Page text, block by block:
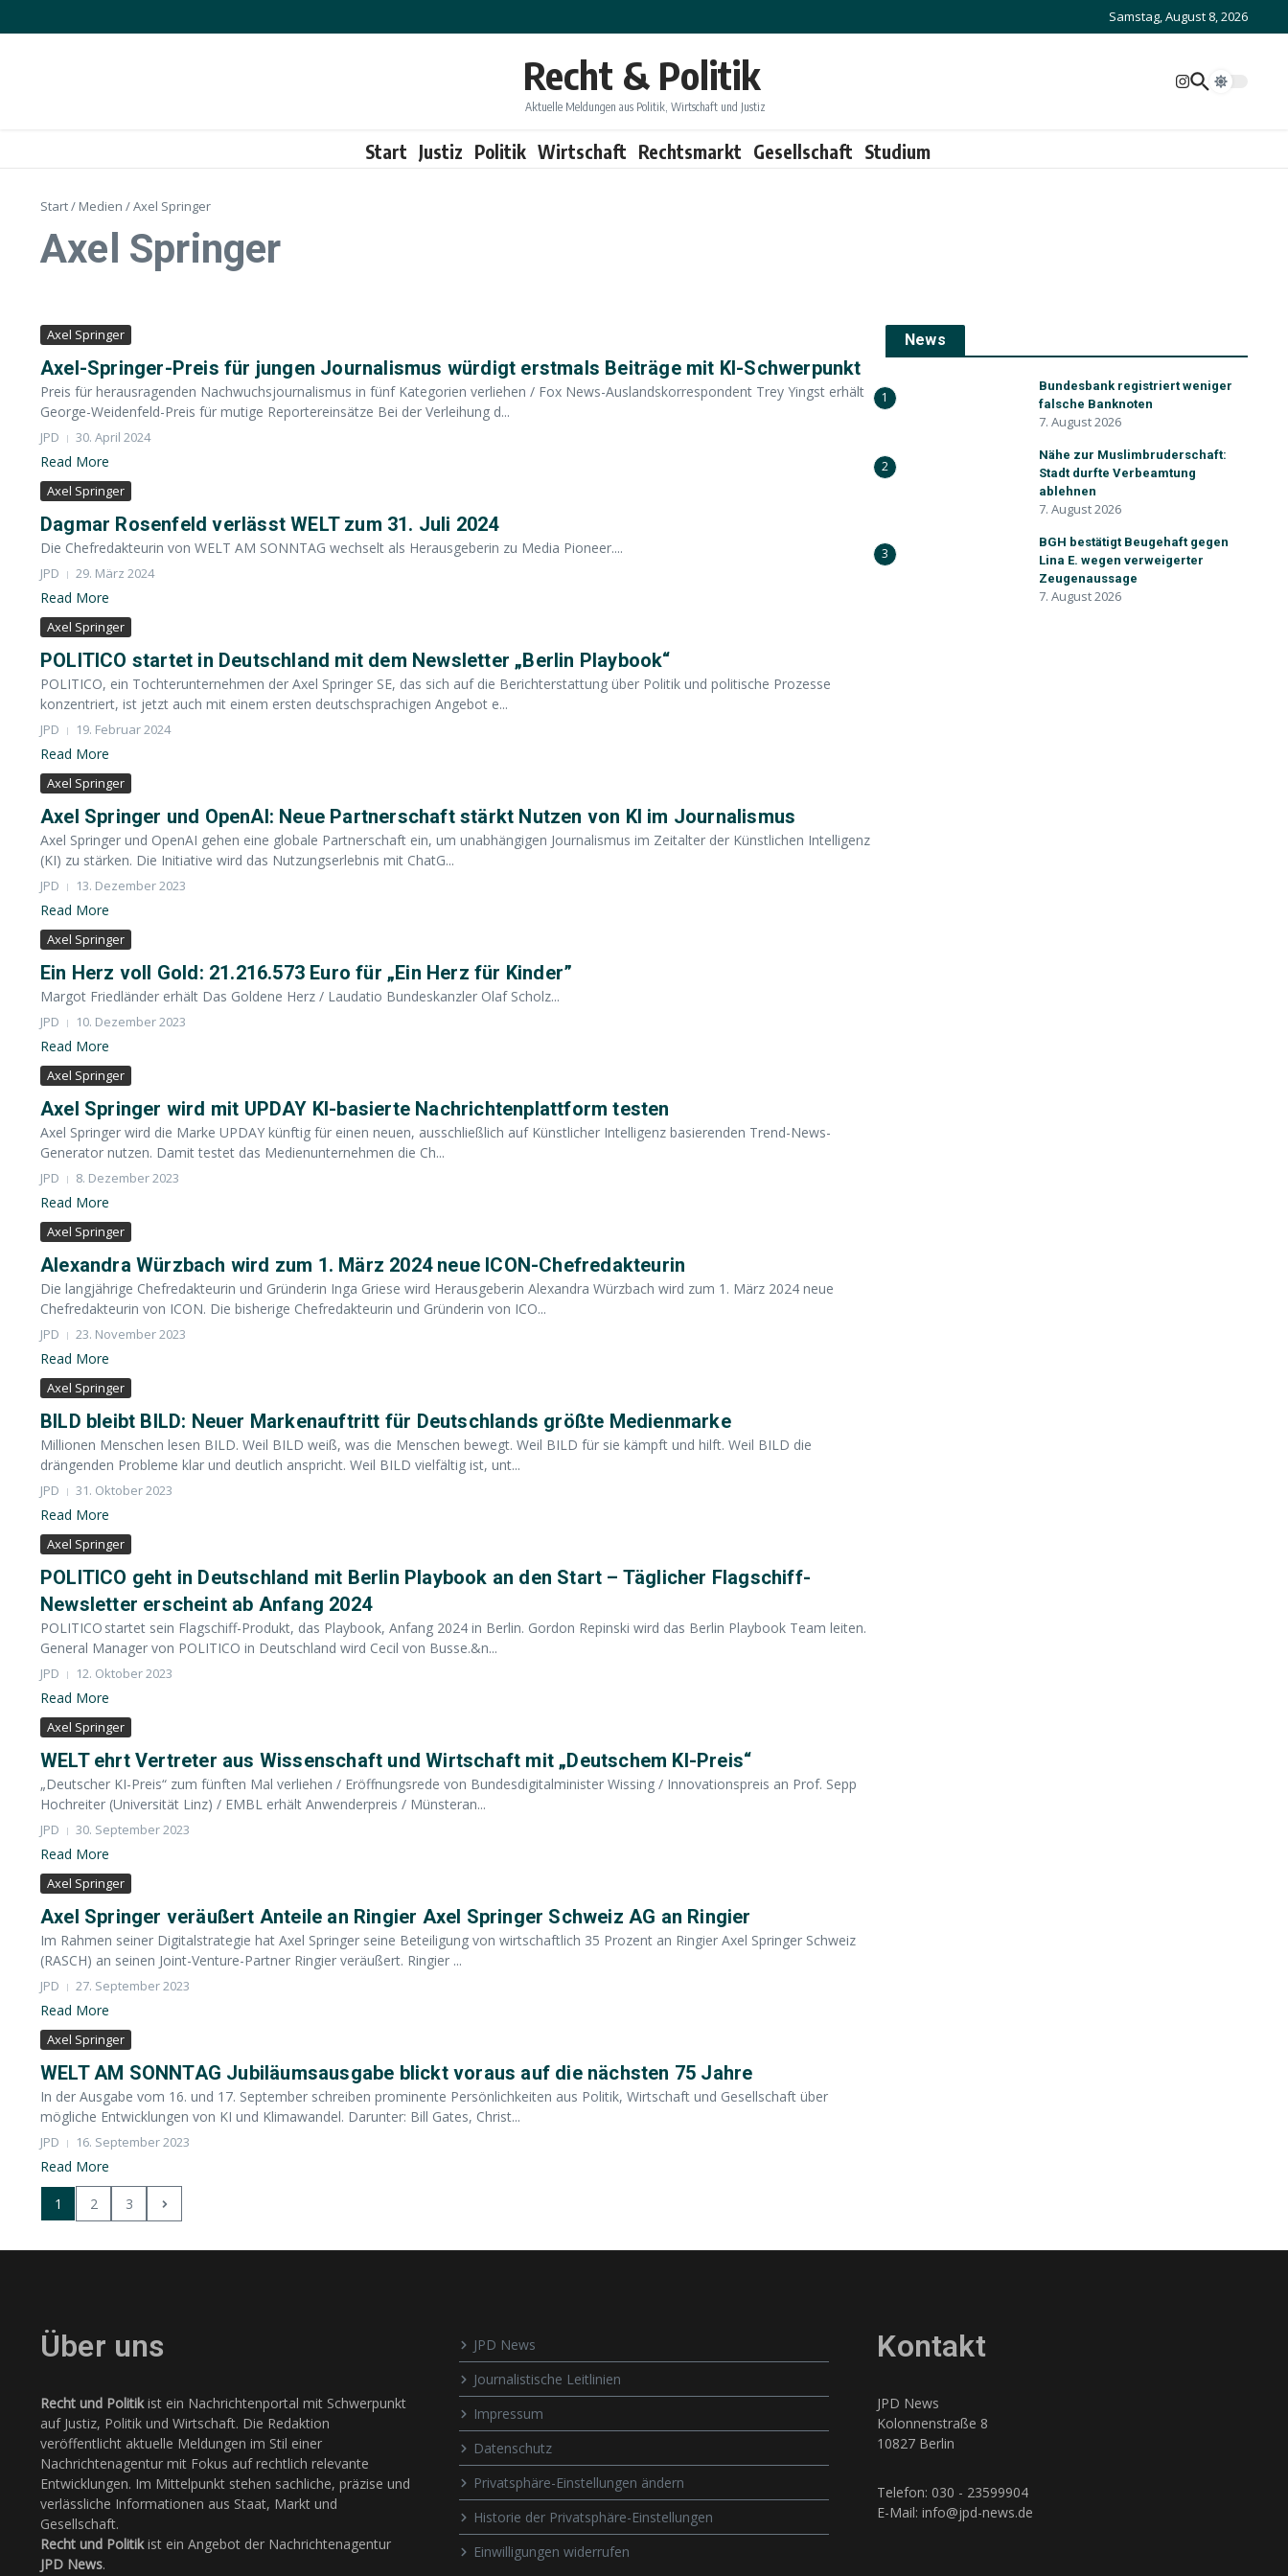
Samstag, August 8, 2026
Recht & Politik
Aktuelle Meldungen aus Politik, Wirtschaft und Justiz
Start Justiz Politik Wirtschaft Rechtsmarkt Gesellschaft Studium
Start/ Medien /Axel Springer
Axel Springer
Axel Springer
Axel-Springer-Preis für jungen Journalismus würdigt erstmals Beiträge mit KI-Schwerpunkt
Preis für herausragenden Nachwuchsjournalismus in fünf Kategorien verliehen / Fox News-Auslandskorrespondent Trey Yingst erhält
George-Weidenfeld-Preis für mutige Reportereinsätze Bei der Verleihung d...
JPD 30. April 2024
Read More
Axel Springer
Dagmar Rosenfeld verlässt WELT zum 31. Juli 2024
Die Chefredakteurin von WELT AM SONNTAG wechselt als Herausgeberin zu Media Pioneer....
JPD 29. März 2024
Read More
Axel Springer
POLITICO startet in Deutschland mit dem Newsletter „Berlin Playbook“
POLITICO, ein Tochterunternehmen der Axel Springer SE, das sich auf die Berichterstattung über Politik und politische Prozesse
konzentriert, ist jetzt auch mit einem ersten deutschsprachigen Angebot e...
JPD 19. Februar 2024
Read More
Axel Springer
Axel Springer und OpenAI: Neue Partnerschaft stärkt Nutzen von KI im Journalismus
Axel Springer und OpenAI gehen eine globale Partnerschaft ein, um unabhängigen Journalismus im Zeitalter der Künstlichen Intelligenz
(KI) zu stärken. Die Initiative wird das Nutzungserlebnis mit ChatG...
JPD 13. Dezember 2023
Read More
Axel Springer
Ein Herz voll Gold: 21.216.573 Euro für „Ein Herz für Kinder”
Margot Friedländer erhält Das Goldene Herz / Laudatio Bundeskanzler Olaf Scholz...
JPD 10. Dezember 2023
Read More
Axel Springer
Axel Springer wird mit UPDAY KI-basierte Nachrichtenplattform testen
Axel Springer wird die Marke UPDAY künftig für einen neuen, ausschließlich auf Künstlicher Intelligenz basierenden Trend-News-
Generator nutzen. Damit testet das Medienunternehmen die Ch...
JPD 8. Dezember 2023
Read More
Axel Springer
Alexandra Würzbach wird zum 1. März 2024 neue ICON-Chefredakteurin
Die langjährige Chefredakteurin und Gründerin Inga Griese wird Herausgeberin Alexandra Würzbach wird zum 1. März 2024 neue
Chefredakteurin von ICON. Die bisherige Chefredakteurin und Gründerin von ICO...
JPD 23. November 2023
Read More
Axel Springer
BILD bleibt BILD: Neuer Markenauftritt für Deutschlands größte Medienmarke
Millionen Menschen lesen BILD. Weil BILD weiß, was die Menschen bewegt. Weil BILD für sie kämpft und hilft. Weil BILD die
drängenden Probleme klar und deutlich anspricht. Weil BILD vielfältig ist, unt...
JPD 31. Oktober 2023
Read More
Axel Springer
POLITICO geht in Deutschland mit Berlin Playbook an den Start – Täglicher Flagschiff-
Newsletter erscheint ab Anfang 2024
POLITICO startet sein Flagschiff-Produkt, das Playbook, Anfang 2024 in Berlin. Gordon Repinski wird das Berlin Playbook Team leiten.
General Manager von POLITICO in Deutschland wird Cecil von Busse.&n...
JPD 12. Oktober 2023
Read More
Axel Springer
WELT ehrt Vertreter aus Wissenschaft und Wirtschaft mit „Deutschem KI-Preis“
„Deutscher KI-Preis“ zum fünften Mal verliehen / Eröffnungsrede von Bundesdigitalminister Wissing / Innovationspreis an Prof. Sepp
Hochreiter (Universität Linz) / EMBL erhält Anwenderpreis / Münsteran...
JPD 30. September 2023
Read More
Axel Springer
Axel Springer veräußert Anteile an Ringier Axel Springer Schweiz AG an Ringier
Im Rahmen seiner Digitalstrategie hat Axel Springer seine Beteiligung von wirtschaftlich 35 Prozent an Ringier Axel Springer Schweiz
(RASCH) an seinen Joint-Venture-Partner Ringier veräußert. Ringier ...
JPD 27. September 2023
Read More
Axel Springer
WELT AM SONNTAG Jubiläumsausgabe blickt voraus auf die nächsten 75 Jahre
In der Ausgabe vom 16. und 17. September schreiben prominente Persönlichkeiten aus Politik, Wirtschaft und Gesellschaft über
mögliche Entwicklungen von KI und Klimawandel. Darunter: Bill Gates, Christ...
JPD 16. September 2023
Read More
1 2 3
News
1
Bundesbank registriert weniger
falsche Banknoten
7. August 2026
2
Nähe zur Muslimbruderschaft:
Stadt durfte Verbeamtung
ablehnen
7. August 2026
3
BGH bestätigt Beugehaft gegen
Lina E. wegen verweigerter
Zeugenaussage
7. August 2026
Über uns
Recht und Politikist ein Nachrichtenportal mit Schwerpunkt
auf Justiz, Politik und Wirtschaft. Die Redaktion
veröffentlicht aktuelle Meldungen im Stil einer
Nachrichtenagentur mit Fokus auf rechtlich relevante
Entwicklungen. Im Mittelpunkt stehen sachliche, präzise und
verlässliche Informationen aus Staat, Markt und
Gesellschaft.
Recht und Politikist ein Angebot der Nachrichtenagentur
JPD News.
JPD News
Journalistische Leitlinien
Impressum
Datenschutz
Privatsphäre-Einstellungen ändern
Historie der Privatsphäre-Einstellungen
Einwilligungen widerrufen
Kontakt
JPD News
Kolonnenstraße 8
10827 Berlin
Telefon: 030 - 23599904
E-Mail: info@jpd-news.de